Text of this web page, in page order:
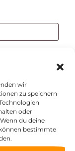
wir
zu speichern
oder
du deine
bestimmte